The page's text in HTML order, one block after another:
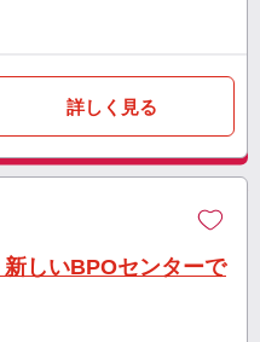
詳しく見る
新しいBPOセンターで